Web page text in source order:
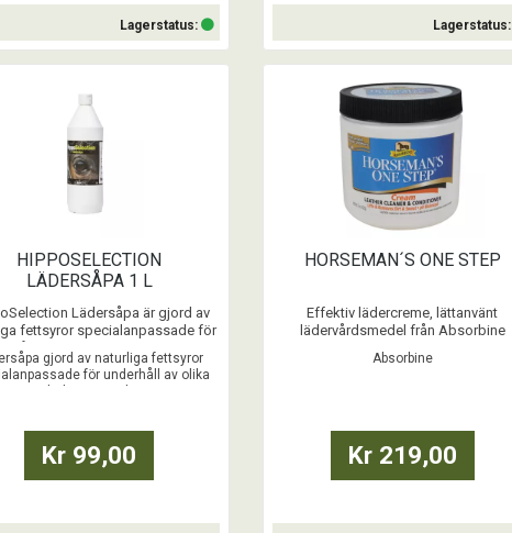
Lagerstatus: Lagerstatus:
Köp
HIPPOSELECTION
LÄDERSÅPA 1 L
Lädersåpa är gjord av
fettsyror specialanpassade för
av olika lädermaterial. Den
en högre aktiv halt än
lädersåpor. Daglig rengöring
och livslängden ökar på utr ...
gjord av naturliga fettsyror
för underhåll av olika
Kr 99,00
HORSEMAN´S ONE STEP
Effektiv lädercreme, lättanvänt
lädervårdsmedel från Absorbine
...
Absorbine
Kr 219,00